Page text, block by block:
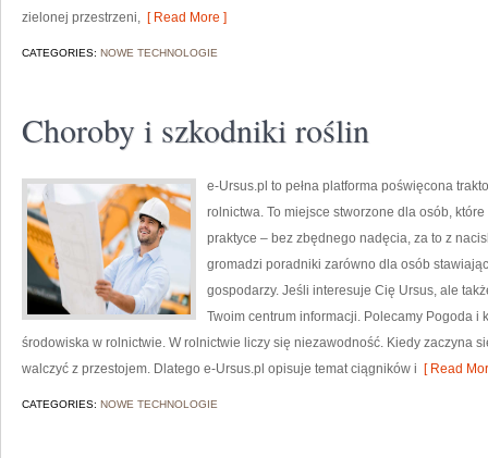
zielonej przestrzeni, [ Read More ]
CATEGORIES: NOWE TECHNOLOGIE
Choroby i szkodniki roślin
e-Ursus.pl to pełna platforma poświęcona
rolnictwa. To miejsce stworzone dla osób,
praktyce – bez zbędnego nadęcia, za to z
gromadzi poradniki zarówno dla osób
gospodarzy. Jeśli interesuje Cię Ursus, ale
Twoim centrum informacji. Polecamy Pogoda
środowiska w rolnictwie. W rolnictwie liczy się niezawodność. Kiedy zaczyna
walczyć z przestojem. Dlatego e-Ursus.pl opisuje temat ciągników i [ Read
CATEGORIES: NOWE TECHNOLOGIE